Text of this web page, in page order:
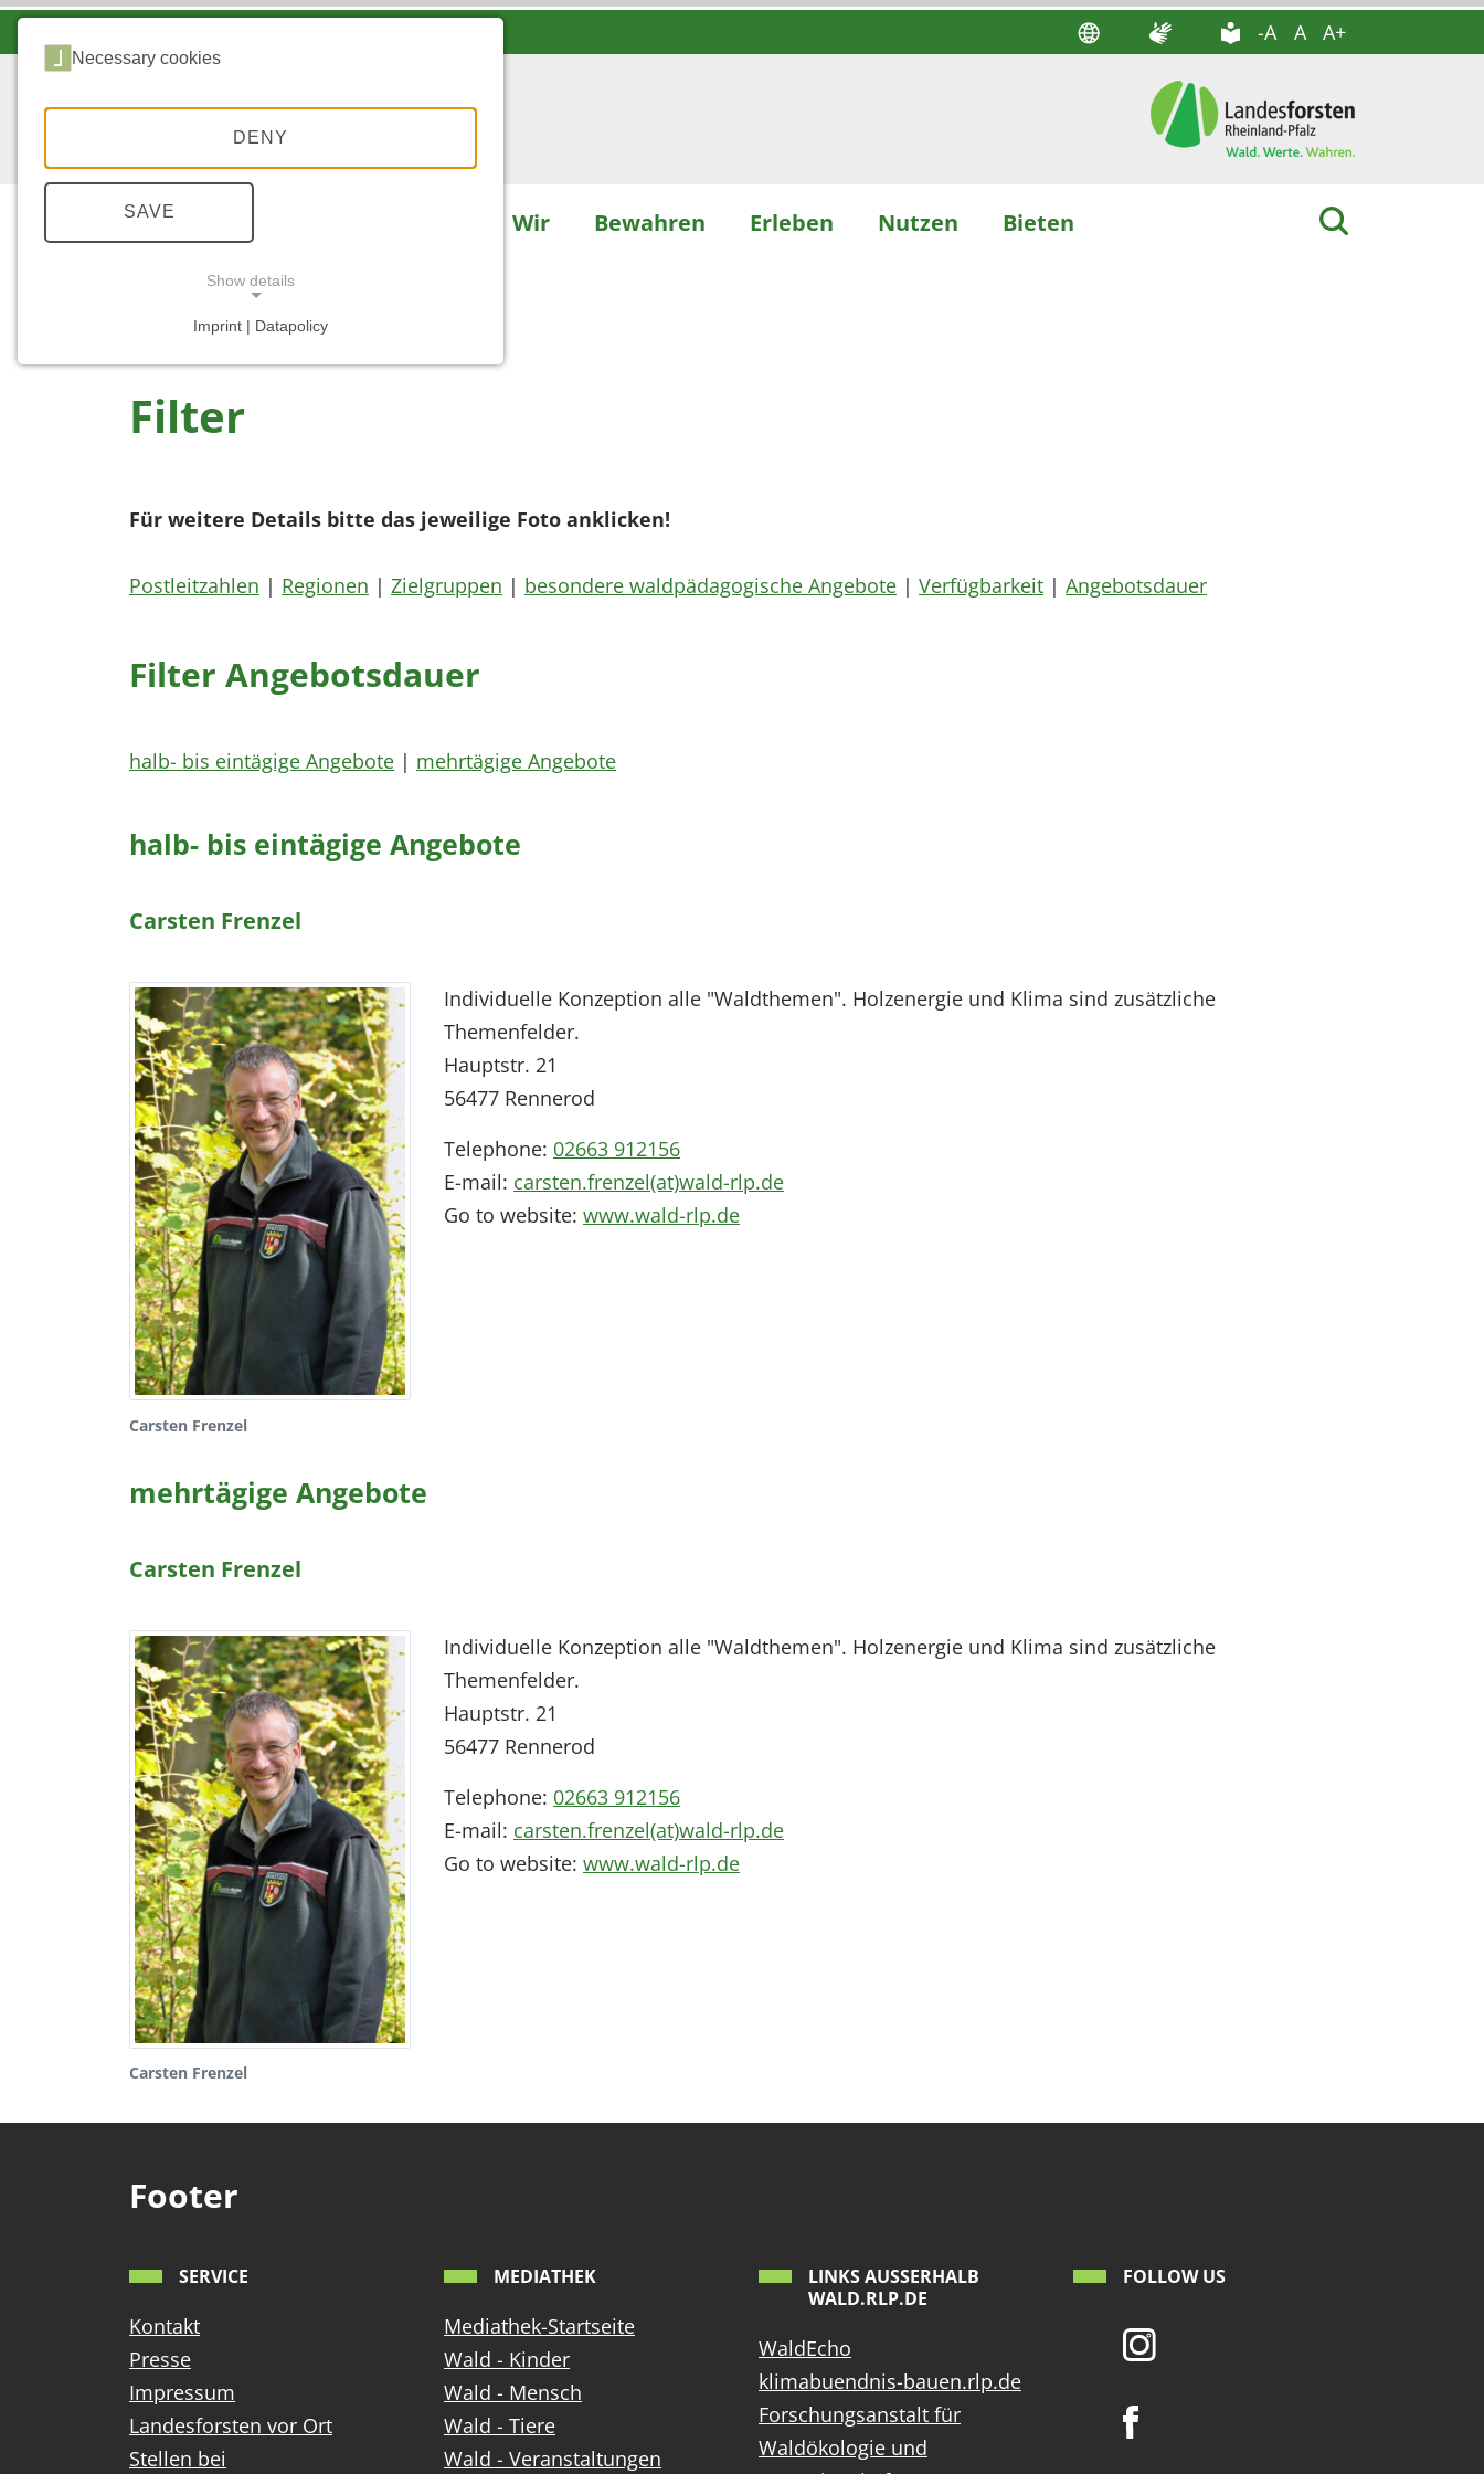
-A A A+
Wir Bewahren Erleben Nutzen Bieten
...
Filter
Für weitere Details bitte das jeweilige Foto anklicken!
Postleitzahlen | Regionen | Zielgruppen | besondere waldpädagogische Angebote | Verfügbarkeit | Angebotsdauer
Filter Angebotsdauer
halb- bis eintägige Angebote | mehrtägige Angebote
halb- bis eintägige Angebote
Carsten Frenzel
Carsten Frenzel
Individuelle Konzeption alle "Waldthemen". Holzenergie und Klima sind zusätzliche
Themenfelder.
Hauptstr. 21
56477 Rennerod
Telephone: 02663 912156
E-mail: carsten.frenzel(at)wald-rlp.de
Go to website: www.wald-rlp.de
mehrtägige Angebote
Carsten Frenzel
Carsten Frenzel
Individuelle Konzeption alle "Waldthemen". Holzenergie und Klima sind zusätzliche
Themenfelder.
Hauptstr. 21
56477 Rennerod
Telephone: 02663 912156
E-mail: carsten.frenzel(at)wald-rlp.de
Go to website: www.wald-rlp.de
Footer
SERVICE
Kontakt
Presse
Impressum
Landesforsten vor Ort
Stellen bei
MEDIATHEK
Mediathek-Startseite
Wald - Kinder
Wald - Mensch
Wald - Tiere
Wald - Veranstaltungen
LINKS AUSSERHALB W
ALD.RLP.DE
WaldEcho
klimabuendnis-bauen.rlp.de
Forschungsanstalt für
Waldökologie und
FOLLOW US
Necessary cookies
DENY
SAVE
Show details
Imprint | Datapolicy